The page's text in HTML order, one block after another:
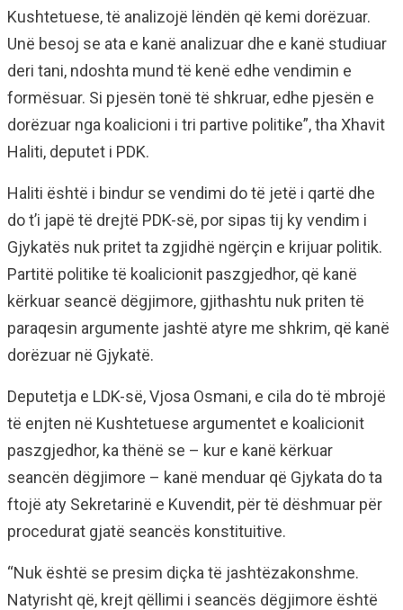
Kushtetuese, të analizojë lëndën që kemi dorëzuar.
Unë besoj se ata e kanë analizuar dhe e kanë studiuar
deri tani, ndoshta mund të kenë edhe vendimin e
formësuar. Si pjesën tonë të shkruar, edhe pjesën e
dorëzuar nga koalicioni i tri partive politike”, tha Xhavit
Haliti, deputet i PDK.
Haliti është i bindur se vendimi do të jetë i qartë dhe
do t’i japë të drejtë PDK-së, por sipas tij ky vendim i
Gjykatës nuk pritet ta zgjidhë ngërçin e krijuar politik.
Partitë politike të koalicionit paszgjedhor, që kanë
kërkuar seancë dëgjimore, gjithashtu nuk priten të
paraqesin argumente jashtë atyre me shkrim, që kanë
dorëzuar në Gjykatë.
Deputetja e LDK-së, Vjosa Osmani, e cila do të mbrojë
të enjten në Kushtetuese argumentet e koalicionit
paszgjedhor, ka thënë se – kur e kanë kërkuar
seancën dëgjimore – kanë menduar që Gjykata do ta
ftojë aty Sekretarinë e Kuvendit, për të dëshmuar për
procedurat gjatë seancës konstituitive.
“Nuk është se presim diçka të jashtëzakonshme.
Natyrisht që, krejt qëllimi i seancës dëgjimore është